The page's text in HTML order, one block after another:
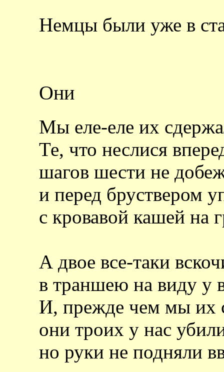
Немцы были уже в
Они
Мы еле-еле их
Те, что неслися
шагов шести не
и перед бруствером
с кровавой кашей на
А двое все-таки
в траншею на виду у
И, прежде чем мы их
они троих у нас
но руки не подняли